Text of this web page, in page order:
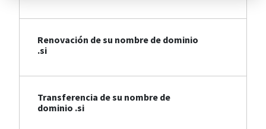
Renovación de su nombre de dominio
.si
Transferencia de su nombre de
dominio .si